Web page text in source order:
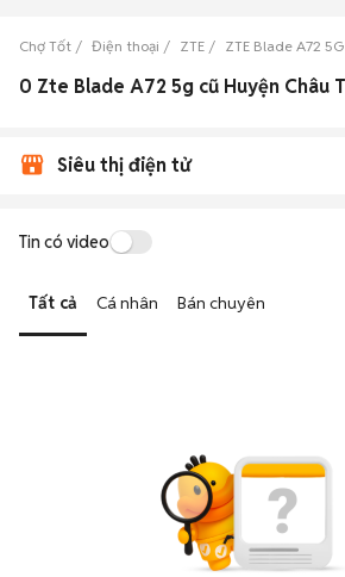
Chợ Tốt Điện thoại ZTE ZTE Blade A72 5G
Siêu thị điện tử
Tin có video
Tất cả Cá nhân Bán chuyên